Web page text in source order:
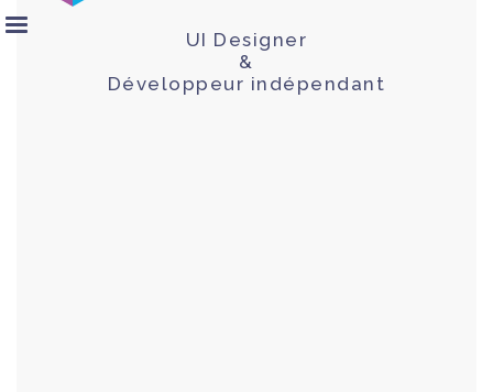
UI Designer
&
Développeur indépendant